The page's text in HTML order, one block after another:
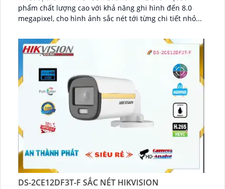
phẩm chất lượng cao với khả năng ghi hình đến 8.0
megapixel, cho hình ảnh sắc nét tới từng chi tiết nhỏ...
DS-2CE12DF3T-F SẮC NÉT HIKVISION